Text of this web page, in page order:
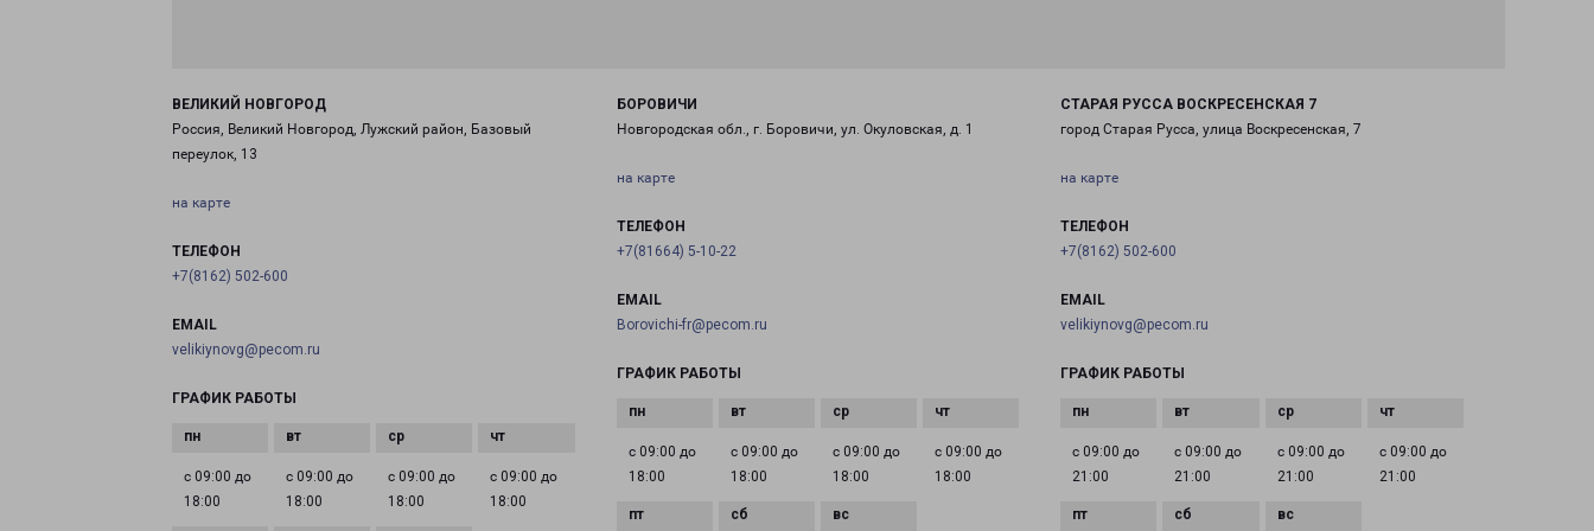
ВЕЛИКИЙ НОВГОРОД
Россия, Великий Новгород, Лужский район, Базовый
переулок, 13
на карте
ТЕЛЕФОН
+7(8162) 502-600
EMAIL
velikiynovg@pecom.ru
ГРАФИК РАБОТЫ
с 09:00 до
18:00
с 09:00 до
18:00
с 09:00 до
18:00
с 09:00 до
18:00
БОРОВИЧИ
Новгородская обл., г. Боровичи, ул. Окуловская, д. 1
на карте
ТЕЛЕФОН
+7(81664) 5-10-22
EMAIL
Borovichi-fr@pecom.ru
ГРАФИК РАБОТЫ
с 09:00 до
18:00
с 09:00 до
18:00
с 09:00 до
18:00
с 09:00 до
18:00
СТАРАЯ РУССА ВОСКРЕСЕНСКАЯ 7
город Старая Русса, улица Воскресенская, 7
на карте
ТЕЛЕФОН
+7(8162) 502-600
EMAIL
velikiynovg@pecom.ru
ГРАФИК РАБОТЫ
с 09:00 до
21:00
с 09:00 до
21:00
с 09:00 до
21:00
с 09:00 до
21:00